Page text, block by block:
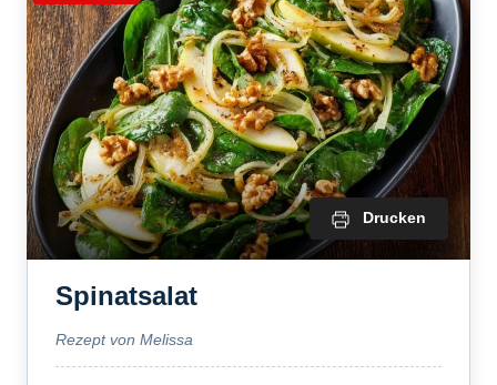
Drucken
Spinatsalat
Rezept von Melissa